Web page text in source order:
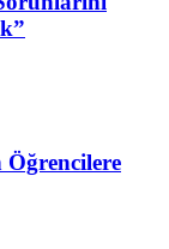
Öğrencilere